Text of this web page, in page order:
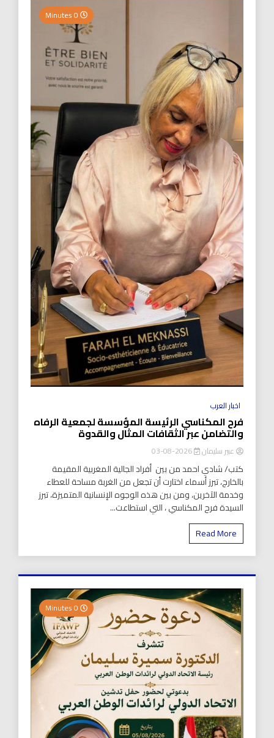
اخبار العرب
فرح المكناسي الرئيسة المؤسسة لجمعية الرفاه
والتضامن عبر الثقافات المثال والقدوة
عبير سليمان 2026-08-03
كتب/ شادي احمد من بين أفراد الجالية المغربية المقيمة
بالخارج، تبرز أسماء اختارت أن تجعل من الغربة مساحة للعطاء
وخدمة الآخرين، ومن بين هذه الوجوه الإنسانية المتميزة، تبرز
السيدة فرح المكناسي ، التي استطاعت...
Read More